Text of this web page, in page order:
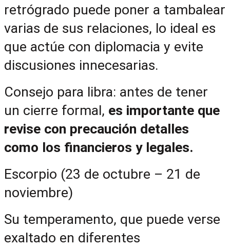
retrógrado puede poner a tambalear
varias de sus relaciones, lo ideal es
que actúe con diplomacia y evite
discusiones innecesarias.
Consejo para libra: antes de tener
un cierre formal, es importante que
revise con precaución detalles
como los financieros y legales.
Escorpio (23 de octubre – 21 de
noviembre)
Su temperamento, que puede verse
exaltado en diferentes